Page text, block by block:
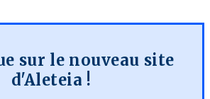
sur le nouveau site
d'Aleteia !